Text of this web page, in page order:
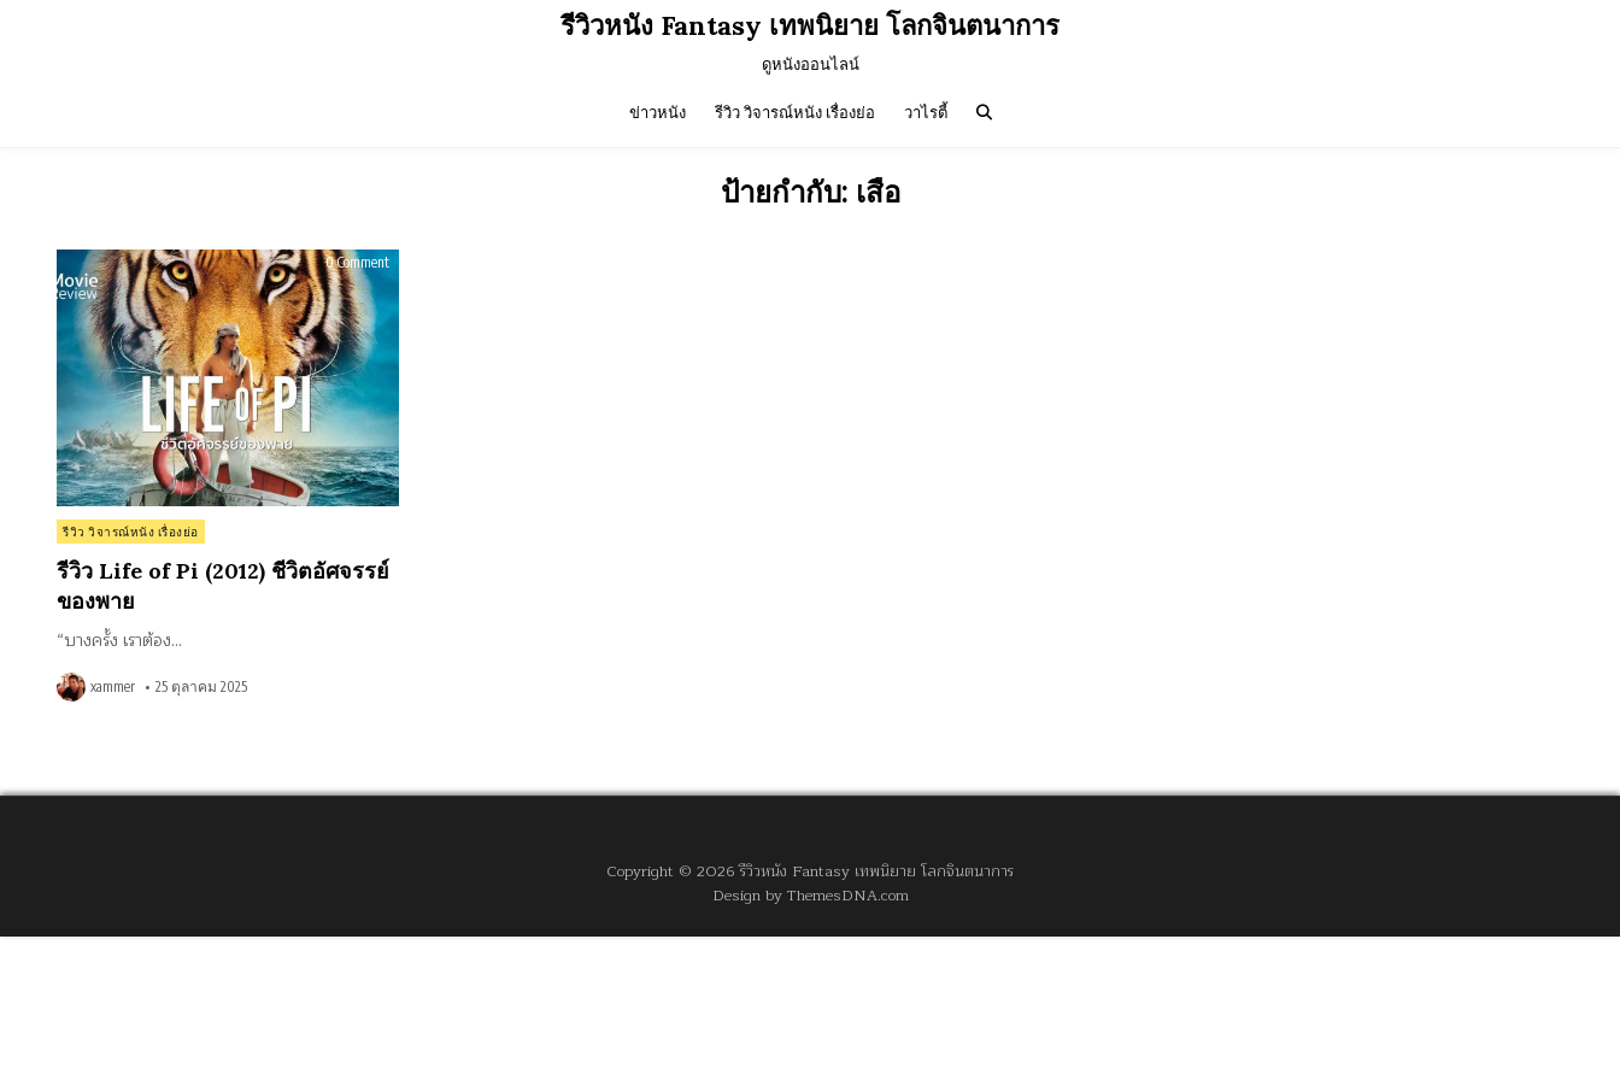
รีวิวหนัง Fantasy เทพนิยาย โลกจินตนาการ
ดูหนังออนไลน์
ข่าวหนัง รีวิว วิจารณ์หนัง เรื่องย่อ วาไรตี้
ป้ายกำกับ: เสือ
0 Commenton
of
Pi
อัศจรรย์
Posted
in
รีวิว วิจารณ์หนัง เรื่องย่อ
รีวิว Life of Pi (2012) ชีวิตอัศจรรย์
ของพาย
“บางครั้ง เราต้อง…
xammer 25 ตุลาคม 2025
Copyright © 2026 รีวิวหนัง Fantasy เทพนิยาย โลกจินตนาการ
Design by ThemesDNA.com